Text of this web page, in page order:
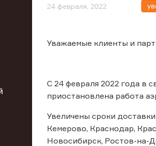
24 февраля, 2022
Уважаемые клиенты и
С 24 февраля 2022 года в
приостановлена работа
Увеличены сроки
Кемерово, Краснодар,
Новосибирск, Ростов-на-